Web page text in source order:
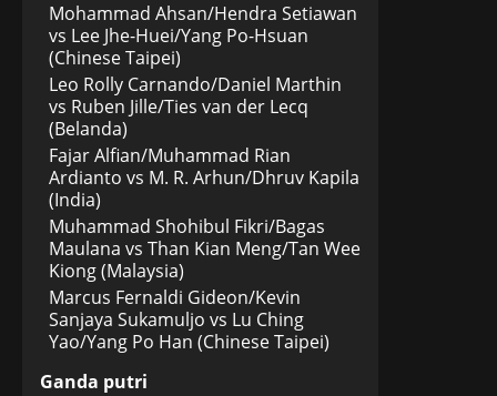
Mohammad Ahsan/Hendra Setiawan
vs Lee Jhe-Huei/Yang Po-Hsuan
(Chinese Taipei)
Leo Rolly Carnando/Daniel Marthin
vs Ruben Jille/Ties van der Lecq
(Belanda)
Fajar Alfian/Muhammad Rian
Ardianto vs M. R. Arhun/Dhruv Kapila
(India)
Muhammad Shohibul Fikri/Bagas
Maulana vs Than Kian Meng/Tan Wee
Kiong (Malaysia)
Marcus Fernaldi Gideon/Kevin
Sanjaya Sukamuljo vs Lu Ching
Yao/Yang Po Han (Chinese Taipei)
Ganda putri